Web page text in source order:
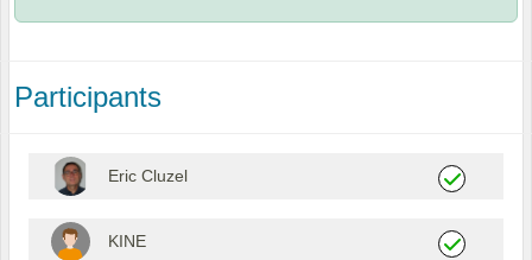
Participants
Eric Cluzel
KINE